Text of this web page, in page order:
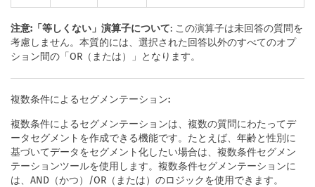
注意:「等しくない」演算子について: この演算子は未回答の質問を
考慮しません。本質的には、選択された回答以外のすべてのオプ
ション間の「OR（または）」となります。
複数条件によるセグメンテーション:
複数条件によるセグメンテーションは、複数の質問にわたってデ
ータセグメントを作成できる機能です。たとえば、年齢と性別に
基づいてデータをセグメント化したい場合は、複数条件セグメン
テーションツールを使用します。複数条件セグメンテーションに
は、AND（かつ）/OR（または）のロジックを使用できます。